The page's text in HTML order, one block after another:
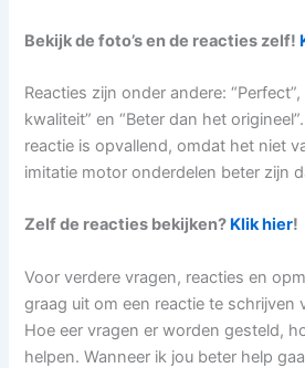
Bekijk de foto’s en de reacties zelf!
Reacties zijn onder andere: “Perfect”,
kwaliteit” en “Beter dan het
reactie is opvallend, omdat het niet
imitatie motor onderdelen beter zijn
Zelf de reacties bekijken? Klik hier!
Voor verdere vragen, reacties en
graag uit om een reactie te schrijven
Hoe eer vragen er worden gesteld,
helpen. Wanneer ik jou beter help